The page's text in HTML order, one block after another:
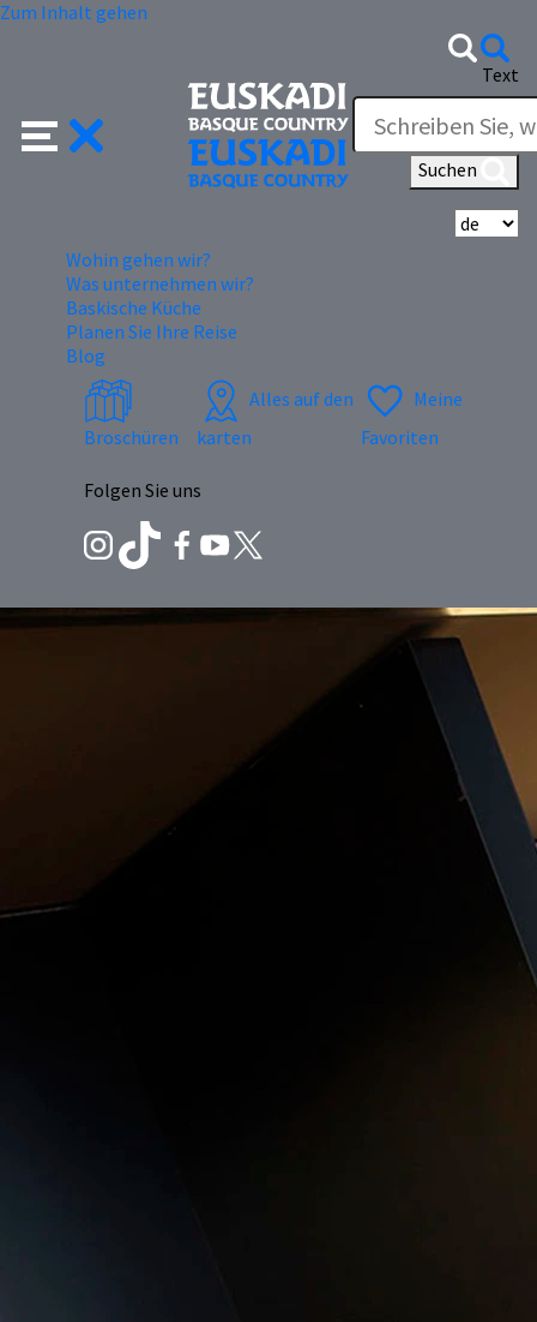
Zum Inhalt gehen
Text
Suchen
Wohin gehen wir?
Was unternehmen wir?
Baskische Küche
Planen Sie Ihre Reise
Blog
Broschüren
Alles auf den
karten
Meine
Favoriten
Folgen Sie uns